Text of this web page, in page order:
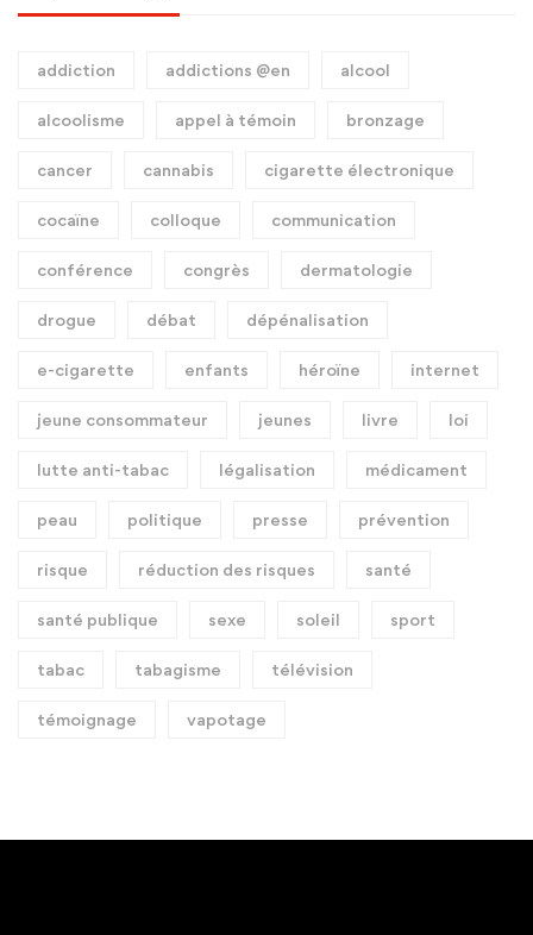
addiction addictions @en alcool
alcoolisme appel à témoin bronzage
cancer cannabis cigarette électronique
cocaïne colloque communication
conférence congrès dermatologie
drogue débat dépénalisation
e-cigarette enfants héroïne internet
jeune consommateur jeunes livre loi
lutte anti-tabac légalisation médicament
peau politique presse prévention
risque réduction des risques santé
santé publique sexe soleil sport
tabac tabagisme télévision
témoignage vapotage